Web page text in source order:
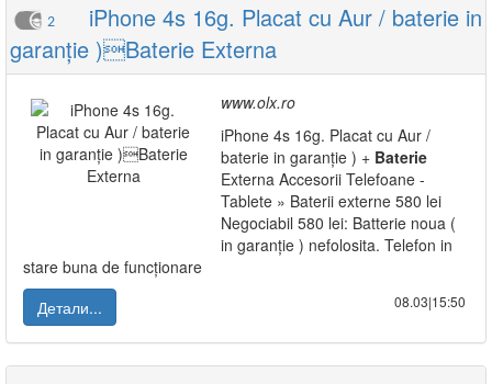
2
iPhone 4s 16g. Placat cu Aur / baterie in
garanție )Baterie Externa
www.olx.ro
iPhone 4s 16g. Placat cu Aur /
baterie in garanție ) + Baterie
Externa Accesorii Telefoane -
Tablete » Baterii externe 580 lei
Negociabil 580 lei: Batterie noua (
in garanție ) nefolosita. Telefon in
stare buna de funcționare
Детали...
08.03|15:50